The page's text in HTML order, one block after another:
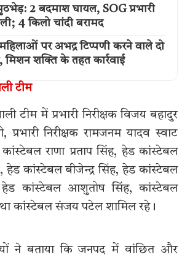
2 बदमाश घायल, SOG प्रभारी
4 किलो चांदी बरामद
पर अभद्र टिप्पणी करने वाले दो
मिशन शक्ति के तहत कार्रवाई
टीम
टीम में प्रभारी निरीक्षक विजय बहादुर
प्रभारी निरीक्षक रामजनम यादव स्वाट
राणा प्रताप सिंह, हेड कांस्टेबल
हेड कांस्टेबल बीजेन्द्र सिंह, हेड कांस्टेबल
हेड कांस्टेबल आशुतोष सिंह, कांस्टेबल
कांस्टेबल संजय पटेल शामिल रहे।
ने बताया कि जनपद में वांछित और